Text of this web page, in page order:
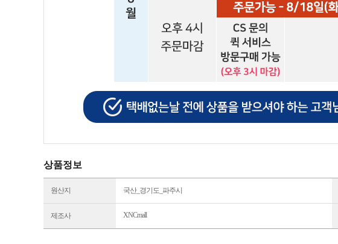
상품정보
원산지 국산_경기도_파주시
제조사 XNCmall